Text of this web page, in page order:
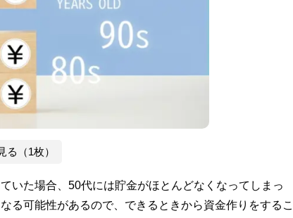
る（1枚）
いた場合、50代には貯金がほとんどなくなってしまっ
る可能性があるので、できるときから資金作りをするこ